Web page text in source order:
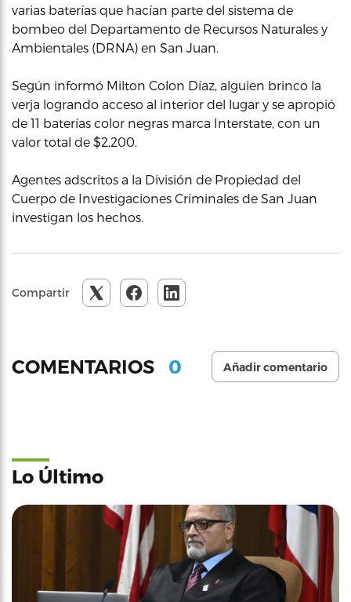
varias baterías que hacían parte del sistema de
bombeo del Departamento de Recursos Naturales y
Ambientales (DRNA) en San Juan.
Según informó Milton Colon Díaz, alguien brinco la
verja logrando acceso al interior del lugar y se apropió
de 11 baterías color negras marca Interstate, con un
valor total de $2,200.
Agentes adscritos a la División de Propiedad del
Cuerpo de Investigaciones Criminales de San Juan
investigan los hechos.
Compartir
COMENTARIOS 0 Añadir comentario
Lo Último